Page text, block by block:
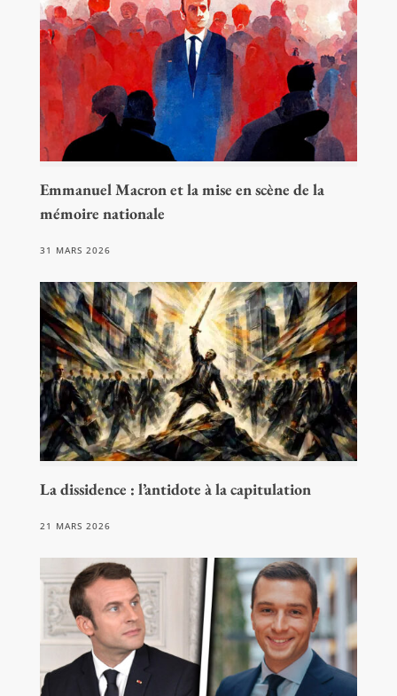
Emmanuel Macron et la mise en scène de la
mémoire nationale
31 MARS 2026
La dissidence : l’antidote à la capitulation
21 MARS 2026